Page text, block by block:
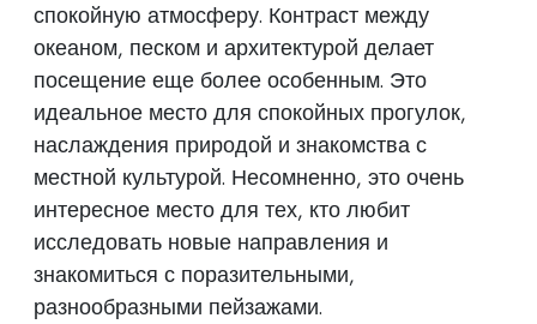
спокойную атмосферу. Контраст между
океаном, песком и архитектурой делает
посещение еще более особенным. Это
идеальное место для спокойных прогулок,
наслаждения природой и знакомства с
местной культурой. Несомненно, это очень
интересное место для тех, кто любит
исследовать новые направления и
знакомиться с поразительными,
разнообразными пейзажами.